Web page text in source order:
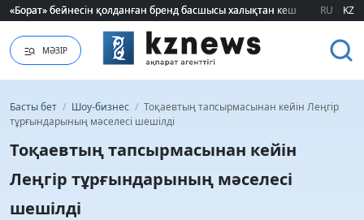
«Борат» бейнесін қолданған бренд басшысы халықтан кешірім сұрады
«Борат» бейнесін қолданған бренд басшысы халықтан кешірім сұрады
RU KZ
МӘЗІР
Басты бет / Шоу-бизнес / Тоқаевтың тапсырмасынан кейін Леңгір
тұрғындарының мәселесі шешілді
Тоқаевтың тапсырмасынан кейін
Леңгір тұрғындарының мәселесі
шешілді